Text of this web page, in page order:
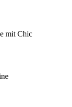
mit Chic